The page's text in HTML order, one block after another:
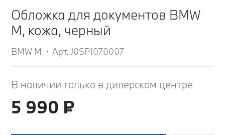
Обложка для документов BMW
M, кожа, черный
BMW M Арт. J0SP1070007
В наличии только в дилерском центре
5 990 ₽